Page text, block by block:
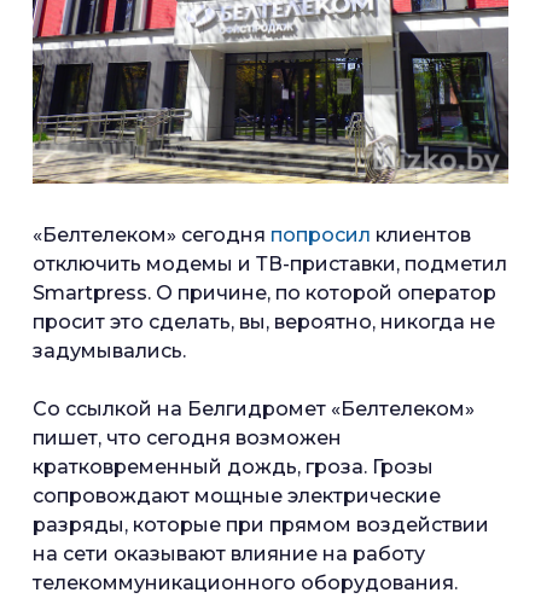
«Белтелеком» сегодня попросил клиентов
отключить модемы и ТВ-приставки, подметил
Smartpress. О причине, по которой оператор
просит это сделать, вы, вероятно, никогда не
задумывались.
Со ссылкой на Белгидромет «Белтелеком»
пишет, что сегодня возможен
кратковременный дождь, гроза. Грозы
сопровождают мощные электрические
разряды, которые при прямом воздействии
на сети оказывают влияние на работу
телекоммуникационного оборудования.